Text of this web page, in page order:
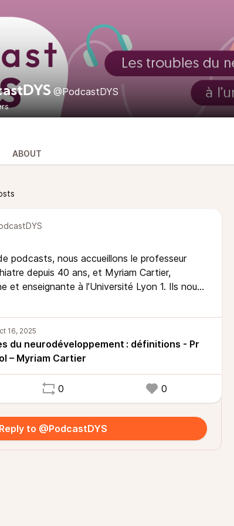
@PodcastDYS
ABOUT
podcasts, nous accueillons le professeur
depuis 40 ans, et Myriam Cartier,
et enseignante à l’Université Lyon 1. Ils nous
appréhender les troubles du
sont leurs spécificités ? Comment
comme des maladies ou des
du neurodéveloppement : définitions - Pr
– Myriam Cartier
0 0
Reply to @PodcastDYS